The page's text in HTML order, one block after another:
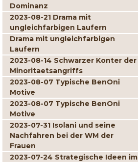
Dominanz
2023-08-21 Drama mit
ungleichfarbigen Laufern
Drama mit ungleichfarbigen
Laufern
2023-08-14 Schwarzer Konter der
Minoritaetsangriffs
2023-08-07 Typische BenOni
Motive
2023-08-07 Typische BenOni
Motive
2023-07-31 Isolani und seine
Nachfahren bei der WM der
Frauen
2023-07-24 Strategische Ideen im